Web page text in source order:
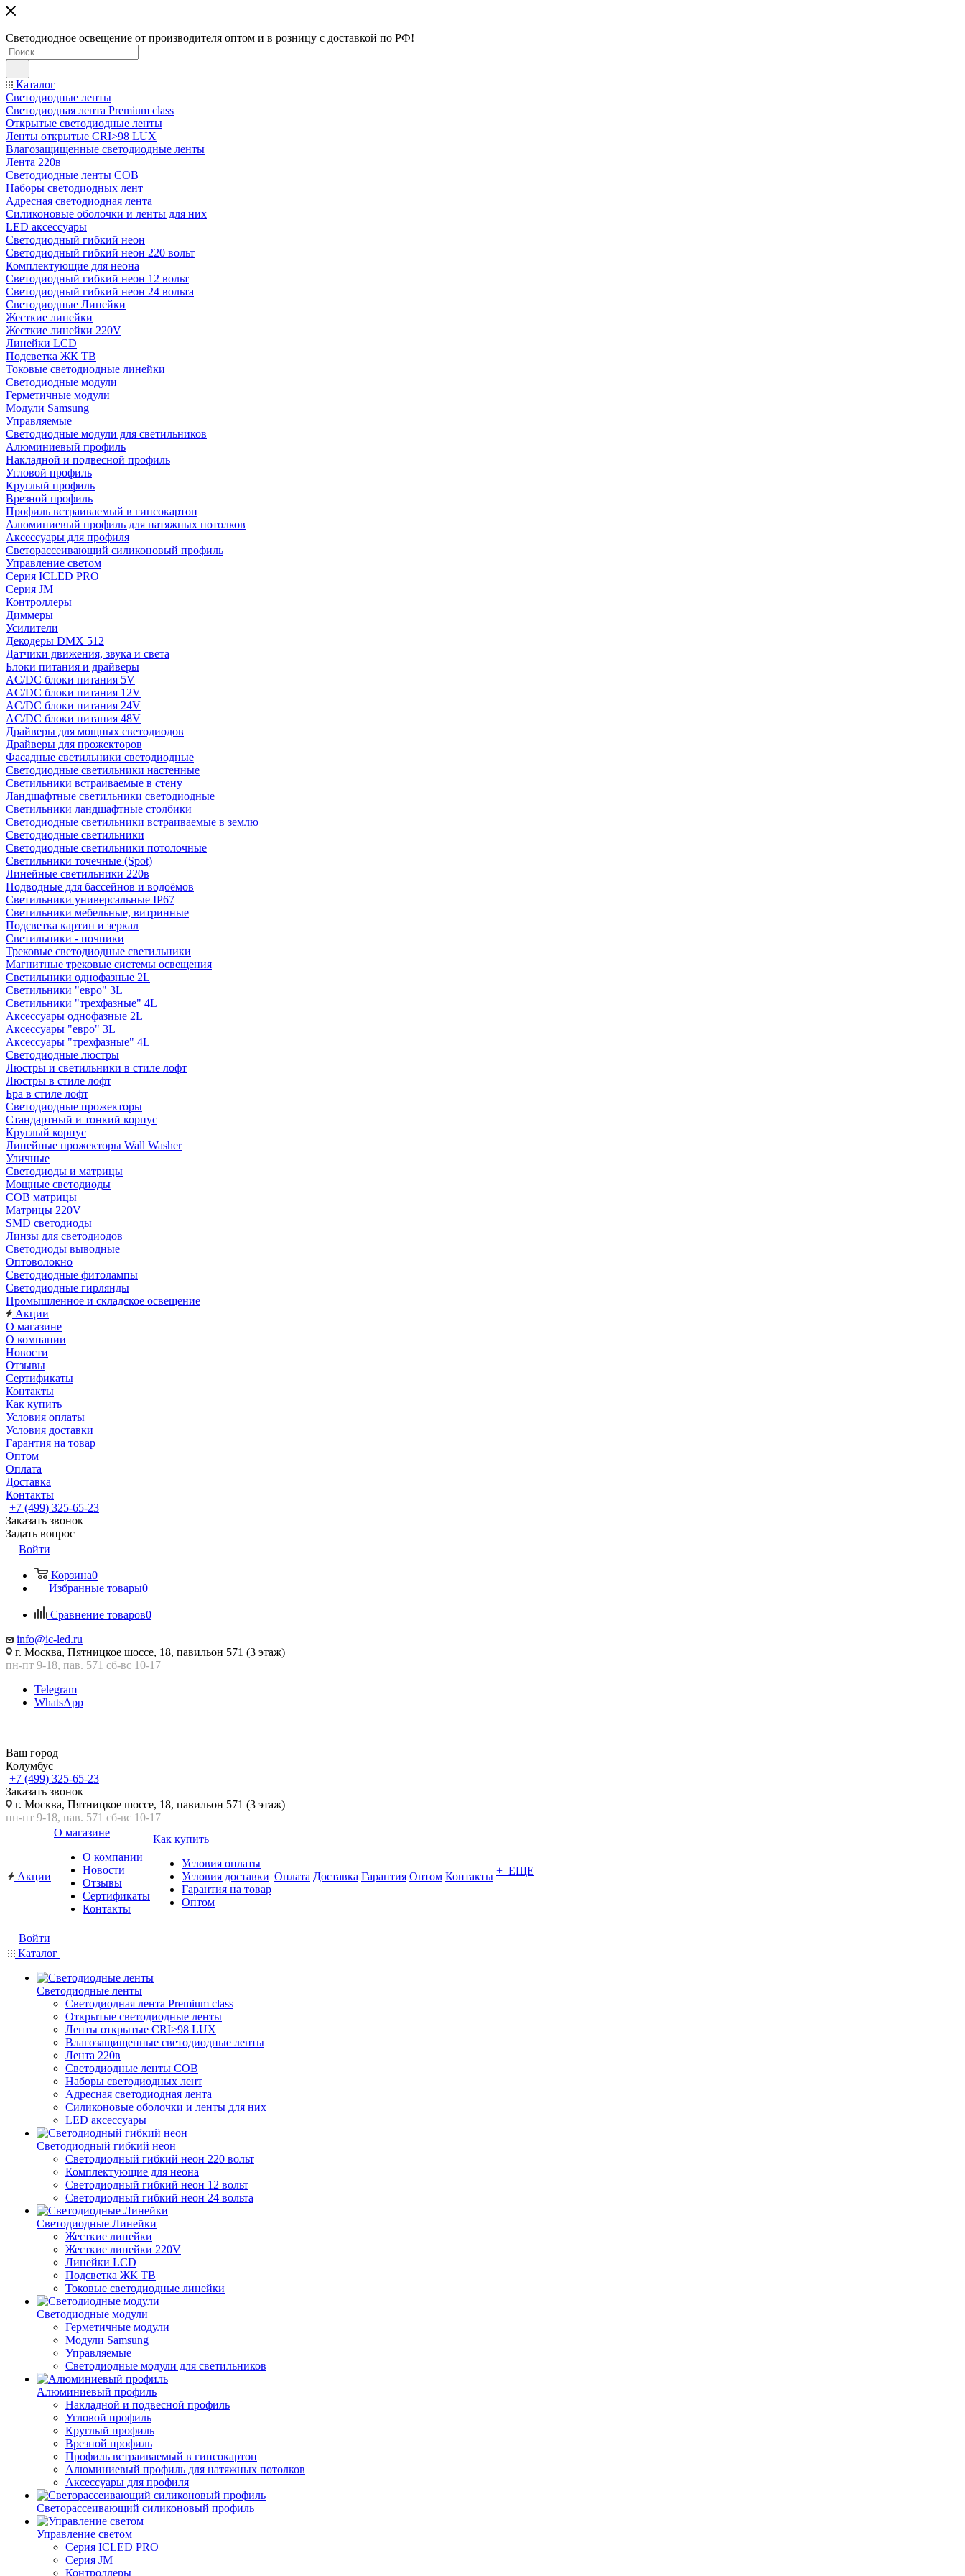
Светодиодное освещение от производителя оптом и в розницу с доставкой по РФ!
Каталог
Светодиодные ленты
Светодиодная лента Premium class
Открытые светодиодные ленты
Ленты открытые CRI>98 LUX
Влагозащищенные светодиодные ленты
Лента 220в
Светодиодные ленты COB
Наборы светодиодных лент
Адресная светодиодная лента
Силиконовые оболочки и ленты для них
LED аксессуары
Светодиодный гибкий неон
Светодиодный гибкий неон 220 вольт
Комплектующие для неона
Светодиодный гибкий неон 12 вольт
Светодиодный гибкий неон 24 вольта
Светодиодные Линейки
Жесткие линейки
Жесткие линейки 220V
Линейки LCD
Подсветка ЖК ТВ
Токовые светодиодные линейки
Светодиодные модули
Герметичные модули
Модули Samsung
Управляемые
Светодиодные модули для светильников
Алюминиевый профиль
Накладной и подвесной профиль
Угловой профиль
Круглый профиль
Врезной профиль
Профиль встраиваемый в гипсокартон
Алюминиевый профиль для натяжных потолков
Аксессуары для профиля
Светорассеивающий силиконовый профиль
Управление светом
Серия ICLED PRO
Серия JM
Контроллеры
Диммеры
Усилители
Декодеры DMX 512
Датчики движения, звука и света
Блоки питания и драйверы
AC/DC блоки питания 5V
AC/DC блоки питания 12V
AC/DC блоки питания 24V
AC/DC блоки питания 48V
Драйверы для мощных светодиодов
Драйверы для прожекторов
Фасадные светильники светодиодные
Светодиодные светильники настенные
Светильники встраиваемые в стену
Ландшафтные светильники светодиодные
Светильники ландшафтные столбики
Светодиодные светильники встраиваемые в землю
Светодиодные светильники
Светодиодные светильники потолочные
Светильники точечные (Spot)
Линейные светильники 220в
Подводные для бассейнов и водоёмов
Светильники универсальные IP67
Светильники мебельные, витринные
Подсветка картин и зеркал
Светильники - ночники
Трековые светодиодные светильники
Магнитные трековые системы освещения
Светильники однофазные 2L
Светильники "евро" 3L
Светильники "трехфазные" 4L
Аксессуары однофазные 2L
Аксессуары "евро" 3L
Аксессуары "трехфазные" 4L
Светодиодные люстры
Люстры и светильники в стиле лофт
Люстры в стиле лофт
Бра в стиле лофт
Светодиодные прожекторы
Стандартный и тонкий корпус
Круглый корпус
Линейные прожекторы Wall Washer
Уличные
Светодиоды и матрицы
Мощные светодиоды
COB матрицы
Матрицы 220V
SMD светодиоды
Линзы для светодиодов
Светодиоды выводные
Оптоволокно
Светодиодные фитолампы
Светодиодные гирлянды
Промышленное и складское освещение
Акции
О магазине
О компании
Новости
Отзывы
Сертификаты
Контакты
Как купить
Условия оплаты
Условия доставки
Гарантия на товар
Оптом
Оплата
Доставка
Контакты
+7 (499) 325-65-23
Заказать звонок
Задать вопрос
Войти
Корзина0
Избранные товары0
Сравнение товаров0
info@ic-led.ru
г. Москва, Пятницкое шоссе, 18, павильон 571 (3 этаж)
пн-пт 9-18, пав. 571 сб-вс 10-17
Telegram
WhatsApp
Ваш город
Колумбус
+7 (499) 325-65-23
Заказать звонок
г. Москва, Пятницкое шоссе, 18, павильон 571 (3 этаж)
пн-пт 9-18, пав. 571 сб-вс 10-17
Акции
О магазине
О компании
Новости
Отзывы
Сертификаты
Контакты
Как купить
Условия оплаты
Условия доставки
Гарантия на товар
Оптом
Оплата Доставка Гарантия Оптом Контакты + ЕЩЕ
Войти
Каталог
Светодиодные ленты
Светодиодная лента Premium class
Открытые светодиодные ленты
Ленты открытые CRI>98 LUX
Влагозащищенные светодиодные ленты
Лента 220в
Светодиодные ленты COB
Наборы светодиодных лент
Адресная светодиодная лента
Силиконовые оболочки и ленты для них
LED аксессуары
Светодиодный гибкий неон
Светодиодный гибкий неон 220 вольт
Комплектующие для неона
Светодиодный гибкий неон 12 вольт
Светодиодный гибкий неон 24 вольта
Светодиодные Линейки
Жесткие линейки
Жесткие линейки 220V
Линейки LCD
Подсветка ЖК ТВ
Токовые светодиодные линейки
Светодиодные модули
Герметичные модули
Модули Samsung
Управляемые
Светодиодные модули для светильников
Алюминиевый профиль
Накладной и подвесной профиль
Угловой профиль
Круглый профиль
Врезной профиль
Профиль встраиваемый в гипсокартон
Алюминиевый профиль для натяжных потолков
Аксессуары для профиля
Светорассеивающий силиконовый профиль
Управление светом
Серия ICLED PRO
Серия JM
Контроллеры